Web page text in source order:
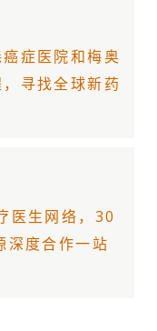
症医院和梅奥
寻找全球新药
医生网络，30
深度合作一站